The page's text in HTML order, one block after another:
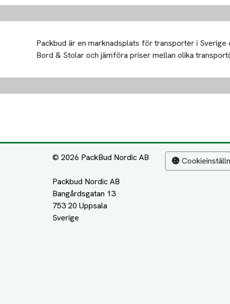
Packbud är en marknadsplats för transporter i
Bord & Stolar och jämföra priser mellan olika
© 2026 PackBud Nordic AB
Packbud Nordic AB
Bangårdsgatan 13
753 20 Uppsala